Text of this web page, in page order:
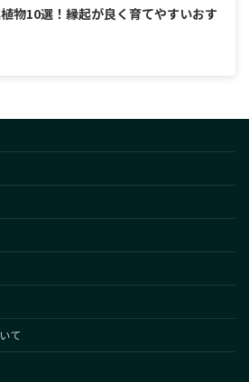
物10選！縁起が良く育てやすいおす
て